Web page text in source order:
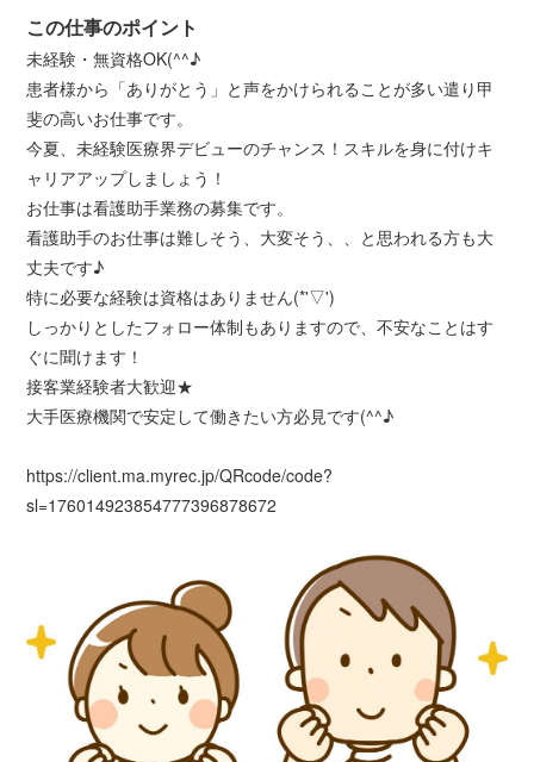
この仕事のポイント
未経験・無資格OK(^^♪
患者様から「ありがとう」と声をかけられることが多い遣り甲
斐の高いお仕事です。
今夏、未経験医療界デビューのチャンス！スキルを身に付けキ
ャリアアップしましょう！
お仕事は看護助手業務の募集です。
看護助手のお仕事は難しそう、大変そう、、と思われる方も大
丈夫です♪
特に必要な経験は資格はありません(*'▽')
しっかりとしたフォロー体制もありますので、不安なことはす
ぐに聞けます！
接客業経験者大歓迎★
大手医療機関で安定して働きたい方必見です(^^♪
https://client.ma.myrec.jp/QRcode/code?
sl=176014923854777396878672